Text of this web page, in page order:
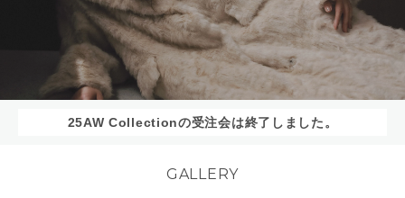
25AW Collectionの受注会は終了しました。
GALLERY